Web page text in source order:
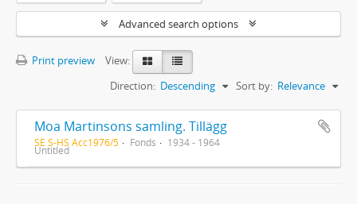
Advanced search options
Print preview
View:
Sort by: Relevance
Direction: Descending
Moa Martinsons samling. Tillägg
SE S-HS Acc1976/5 Fonds 1934 - 1964
Untitled